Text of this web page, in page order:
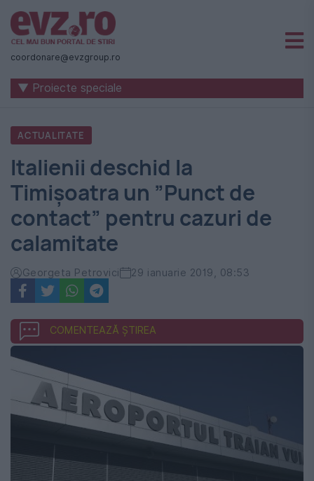
Știri
naționale
internaționale
România
Evenimentul
Zilei
coordonare@evzgroup.ro
▼ Proiecte speciale
ACTUALITATE
Italienii deschid la
Timișoatra un ”Punct de
contact” pentru cazuri de
calamitate
Georgeta Petrovici 29 ianuarie 2019, 08:53
COMENTEAZĂ ȘTIREA